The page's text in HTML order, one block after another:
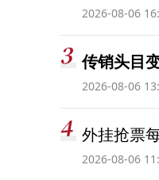
2026-08-06
传销头目
2026-08-06
外挂抢票
2026-08-06